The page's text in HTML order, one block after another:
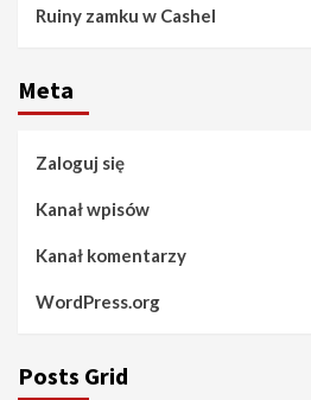
Ruiny zamku w Cashel
Meta
Zaloguj się
Kanał wpisów
Kanał komentarzy
WordPress.org
Posts Grid